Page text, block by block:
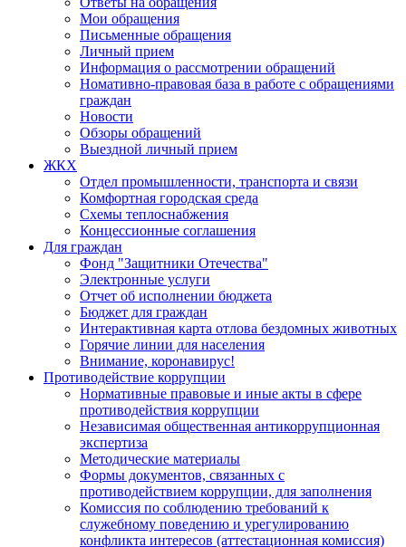
Мои обращения
Письменные обращения
Личный прием
Информация о рассмотрении обращений
Номативно-правовая база в работе с обращениями
граждан
Новости
Обзоры обращений
Выездной личный прием
ЖКХ
Отдел промышленности, транспорта и связи
Комфортная городская среда
Схемы теплоснабжения
Концессионные соглашения
Для граждан
Фонд "Защитники Отечества"
Электронные услуги
Отчет об исполнении бюджета
Бюджет для граждан
Интерактивная карта отлова бездомных животных
Горячие линии для населения
Внимание, коронавирус!
Противодействие коррупции
Нормативные правовые и иные акты в сфере
противодействия коррупции
Независимая общественная антикоррупционная
экспертиза
Методические материалы
Формы документов, связанных с
противодействием коррупции, для заполнения
Комиссия по соблюдению требований к
служебному поведению и урегулированию
конфликта интересов (аттестационная комиссия)